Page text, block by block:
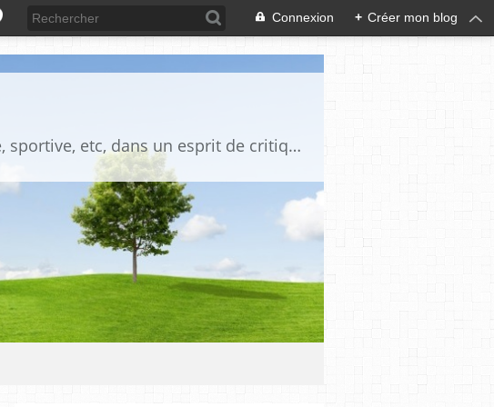
Connexion + Créer mon blog
Blog destiné à commenter l'actualité, politique, économique, culturelle, sportive, etc, dans un esprit de critique philosophique, d'esprit chrétien et français.La collaboration des lecteurs est souhaitée, de même que la courtoisie, et l'esprit de tolérance.